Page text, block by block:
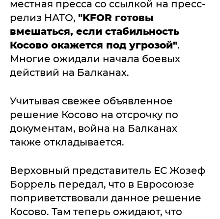
местная пресса со ссылкой на пресс-
релиз НАТО, "KFOR готовы
вмешаться, если стабильность
Косово окажется под угрозой".
Многие ожидали начала боевых
действий на Балканах.
Учитывая свежее объявленное
решение Косово на отсрочку по
документам, война на Балканах
также откладывается.
Верховный представитель ЕС Жозеф
Боррель передал, что в Евросоюзе
поприветствовали данное решение
Косово. Там теперь ожидают, что